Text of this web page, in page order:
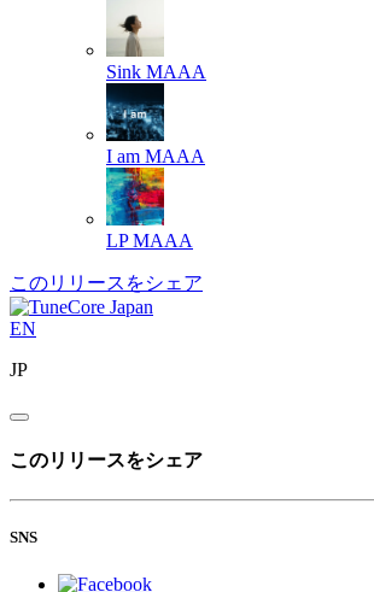
Sink MAAA
I am MAAA
LP MAAA
このリリースをシェア
EN
JP
このリリースをシェア
SNS